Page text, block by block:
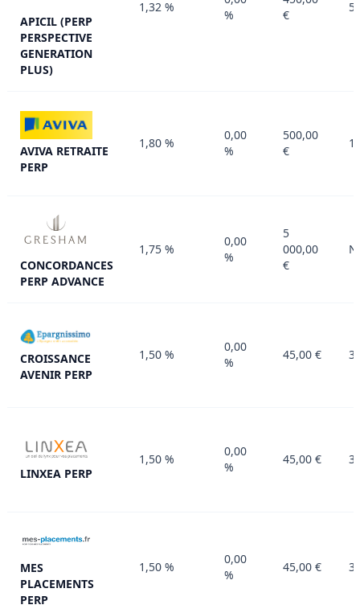
APICIL (PERP
PERSPECTIVE
GENERATION
PLUS)
1,32 %
%
€
AVIVA RETRAITE
PERP
1,80 %
0,00
%
500,00
€
CONCORDANCES
PERP ADVANCE
1,75 %
0,00
%
5
000,00
€
CROISSANCE
AVENIR PERP
1,50 %
0,00
%
45,00 €
LINXEA PERP
1,50 %
0,00
%
45,00 €
MES
PLACEMENTS
PERP
1,50 %
0,00
%
45,00 €